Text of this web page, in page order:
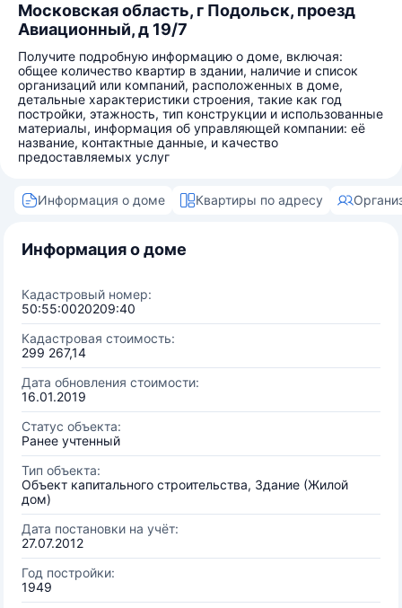
Московская область, г Подольск, проезд
Авиационный, д 19/7
Получите подробную информацию о доме, включая:
общее количество квартир в здании, наличие и список
организаций или компаний, расположенных в доме,
детальные характеристики строения, такие как год
постройки, этажность, тип конструкции и использованные
материалы, информация об управляющей компании: её
название, контактные данные, и качество
предоставляемых услуг
Информация о доме Квартиры по адресу
Информация о доме
Кадастровый номер:
50:55:0020209:40
Кадастровая стоимость:
299 267,14
Дата обновления стоимости:
16.01.2019
Статус объекта:
Ранее учтенный
Тип объекта:
Объект капитального строительства, Здание (Жилой
дом)
Дата постановки на учёт:
27.07.2012
Год постройки:
1949